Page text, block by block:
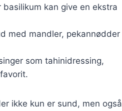
kan give en ekstra
med mandler, pekannødder
som tahinidressing,
ikke kun er sund, men også